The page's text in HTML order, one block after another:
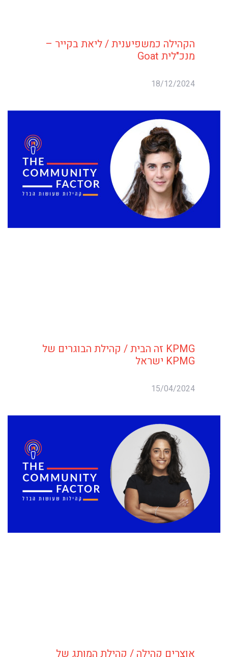
הקהילה כמשפיענית / ליאת בקייר –
מנכ"לית Goat
18/12/2024
KPMG זה הבית / קהילת הבוגרים של
KPMG ישראל
15/04/2024
אוצרים קהילה / קהילת המותג של